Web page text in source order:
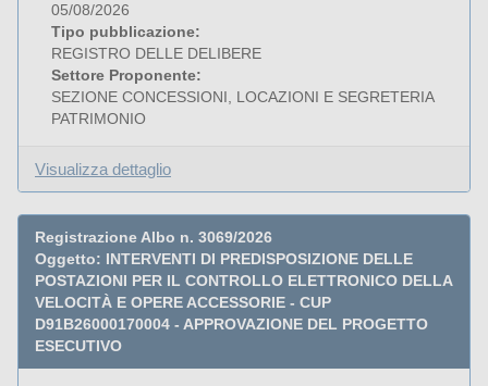
05/08/2026
Tipo pubblicazione:
REGISTRO DELLE DELIBERE
Settore Proponente:
SEZIONE CONCESSIONI, LOCAZIONI E SEGRETERIA
PATRIMONIO
Visualizza dettaglio
Registrazione Albo n. 3069/2026
Oggetto: INTERVENTI DI PREDISPOSIZIONE DELLE
POSTAZIONI PER IL CONTROLLO ELETTRONICO DELLA
VELOCITÀ E OPERE ACCESSORIE - CUP
D91B26000170004 - APPROVAZIONE DEL PROGETTO
ESECUTIVO